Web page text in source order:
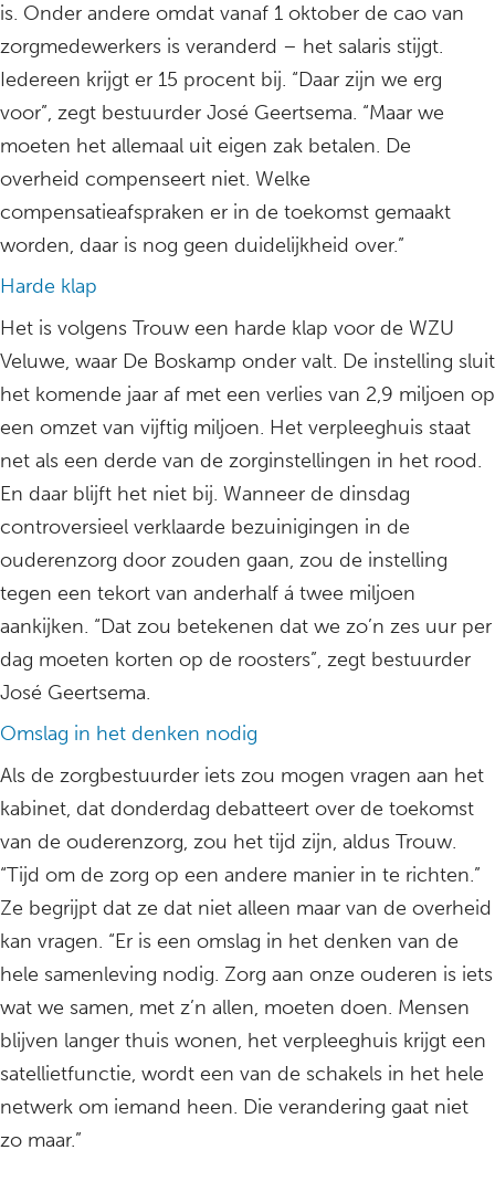
is. Onder andere omdat vanaf 1 oktober de cao van
zorgmedewerkers is veranderd – het salaris stijgt.
Iedereen krijgt er 15 procent bij. “Daar zijn we erg
voor”, zegt bestuurder José Geertsema. “Maar we
moeten het allemaal uit eigen zak betalen. De
overheid compenseert niet. Welke
compensatieafspraken er in de toekomst gemaakt
worden, daar is nog geen duidelijkheid over.”
Harde klap
Het is volgens Trouw een harde klap voor de WZU
Veluwe, waar De Boskamp onder valt. De instelling sluit
het komende jaar af met een verlies van 2,9 miljoen op
een omzet van vijftig miljoen. Het verpleeghuis staat
net als een derde van de zorginstellingen in het rood.
En daar blijft het niet bij. Wanneer de dinsdag
controversieel verklaarde bezuinigingen in de
ouderenzorg door zouden gaan, zou de instelling
tegen een tekort van anderhalf á twee miljoen
aankijken. “Dat zou betekenen dat we zo’n zes uur per
dag moeten korten op de roosters”, zegt bestuurder
José Geertsema.
Omslag in het denken nodig
Als de zorgbestuurder iets zou mogen vragen aan het
kabinet, dat donderdag debatteert over de toekomst
van de ouderenzorg, zou het tijd zijn, aldus Trouw.
“Tijd om de zorg op een andere manier in te richten.”
Ze begrijpt dat ze dat niet alleen maar van de overheid
kan vragen. “Er is een omslag in het denken van de
hele samenleving nodig. Zorg aan onze ouderen is iets
wat we samen, met z’n allen, moeten doen. Mensen
blijven langer thuis wonen, het verpleeghuis krijgt een
satellietfunctie, wordt een van de schakels in het hele
netwerk om iemand heen. Die verandering gaat niet
zo maar.”